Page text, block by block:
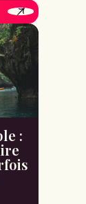
: